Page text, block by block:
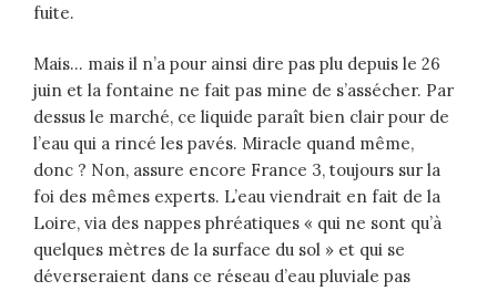
fuite.
Mais… mais il n’a pour ainsi dire pas plu depuis le 26
juin et la fontaine ne fait pas mine de s’assécher. Par
dessus le marché, ce liquide paraît bien clair pour de
l’eau qui a rincé les pavés. Miracle quand même,
donc ? Non, assure encore France 3, toujours sur la
foi des mêmes experts. L’eau viendrait en fait de la
Loire, via des nappes phréatiques « qui ne sont qu’à
quelques mètres de la surface du sol » et qui se
déverseraient dans ce réseau d’eau pluviale pas